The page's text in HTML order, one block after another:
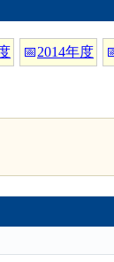
📅2014年度